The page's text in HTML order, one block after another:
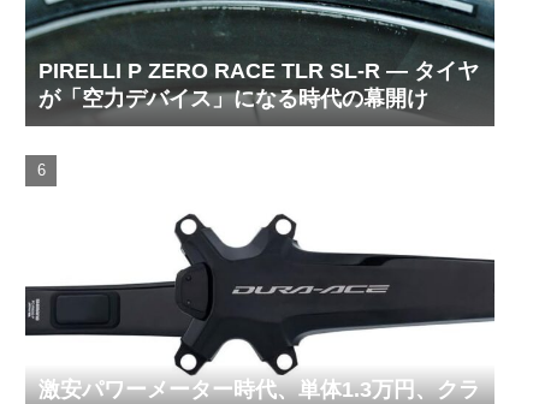
PIRELLI P ZERO RACE TLR SL-R ― タイヤ
が「空力デバイス」になる時代の幕開け
激安パワーメーター時代、単体1.3万円、クラ